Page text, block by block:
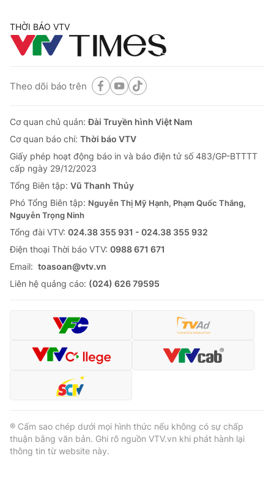
THỜI BÁO VTV
Theo dõi báo trên
Cơ quan chủ quản:Đài Truyền hình Việt Nam
Cơ quan báo chí: Thời báo VTV
Giấy phép hoạt động báo in và báo điện tử số 483/GP-BTTTT
cấp ngày 29/12/2023
Tổng Biên tập: Vũ Thanh Thủy
Phó Tổng Biên tập: Nguyễn Thị Mỹ Hạnh, Phạm Quốc Thắng,
Nguyễn Trọng Ninh
Tổng đài VTV: 024.38 355 931 - 024.38 355 932
Ðiện thoại Thời báo VTV: 0988 671 671
Email: toasoan@vtv.vn
Liên hệ quảng cáo: (024) 626 79595
® Cấm sao chép dưới mọi hình thức nếu không có sự chấp
thuận bằng văn bản. Ghi rõ nguồn VTV.vn khi phát hành lại
thông tin từ website này.